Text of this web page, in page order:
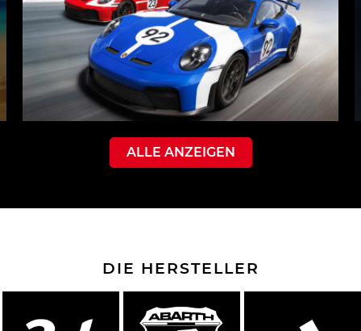
ALLE ANZEIGEN
DIE HERSTELLER